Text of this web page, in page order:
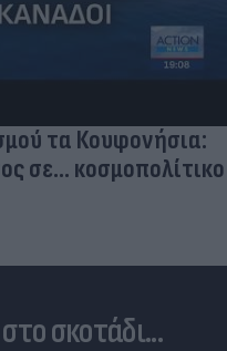
πατέρας που
για τον γιο του
σκοτάδι...